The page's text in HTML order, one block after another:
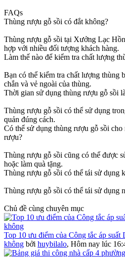
FAQs
Thùng rượu gỗ sồi có đắt không?
Thùng rượu gỗ sồi tại Xưởng Lạc
hợp với nhiều đối tượng khách hàng.
Làm thế nào để kiểm tra chất lượng
Bạn có thể kiểm tra chất lượng thùng
chắn và vẻ ngoài của thùng.
Thời gian sử dụng thùng rượu gỗ sồi
Thùng rượu gỗ sồi có thể sử dụng
quản đúng cách.
Có thể sử dụng thùng rượu gỗ sồi
rượu?
Thùng rượu gỗ sồi cũng có thể được
hoặc làm quà tặng.
Thùng rượu gỗ sồi có thể tái sử dụng
Thùng rượu gỗ sồi có thể tái sử dụng
Chủ đề cùng chuyên mục
Top 10 ưu điểm của Công tắc áp suất
không bởi huybilalo, Hôm nay lúc